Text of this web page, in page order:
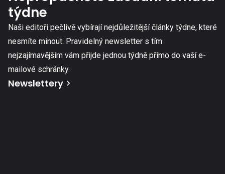
týdne
Naši editoři pečlivě vybírají nejdůležitější články týdne, které
nesmíte minout. Pravidelný newsletter s tím
nejzajímavějším vám přijde jednou týdně přímo do vaší e-
mailové schránky.
Newslettery